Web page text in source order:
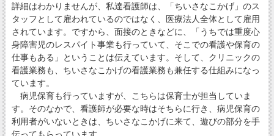
詳細はわかりませんが、私達看護師は、「ちいさなこかげ」のス
タッフとして雇われているのではなく、医療法人全体として雇用
されています。ですから、面接のときなどに、「うちでは重度心
身障害児のレスパイト事業も行っていて、そこでの看護や保育の
仕事もある」ということは伝えています。そして、クリニックの
看護業務も、ちいさなこかげの看護業務も兼任する仕組みになっ
ています。
病児保育も行っていますが、こちらは保育士が担当していま
す。そのなかで、看護師が必要な時はそちらに行き、病児保育の
利用者がいないときは、ちいさなこかげに来て、遊びの部分を手
伝ってもらっています。